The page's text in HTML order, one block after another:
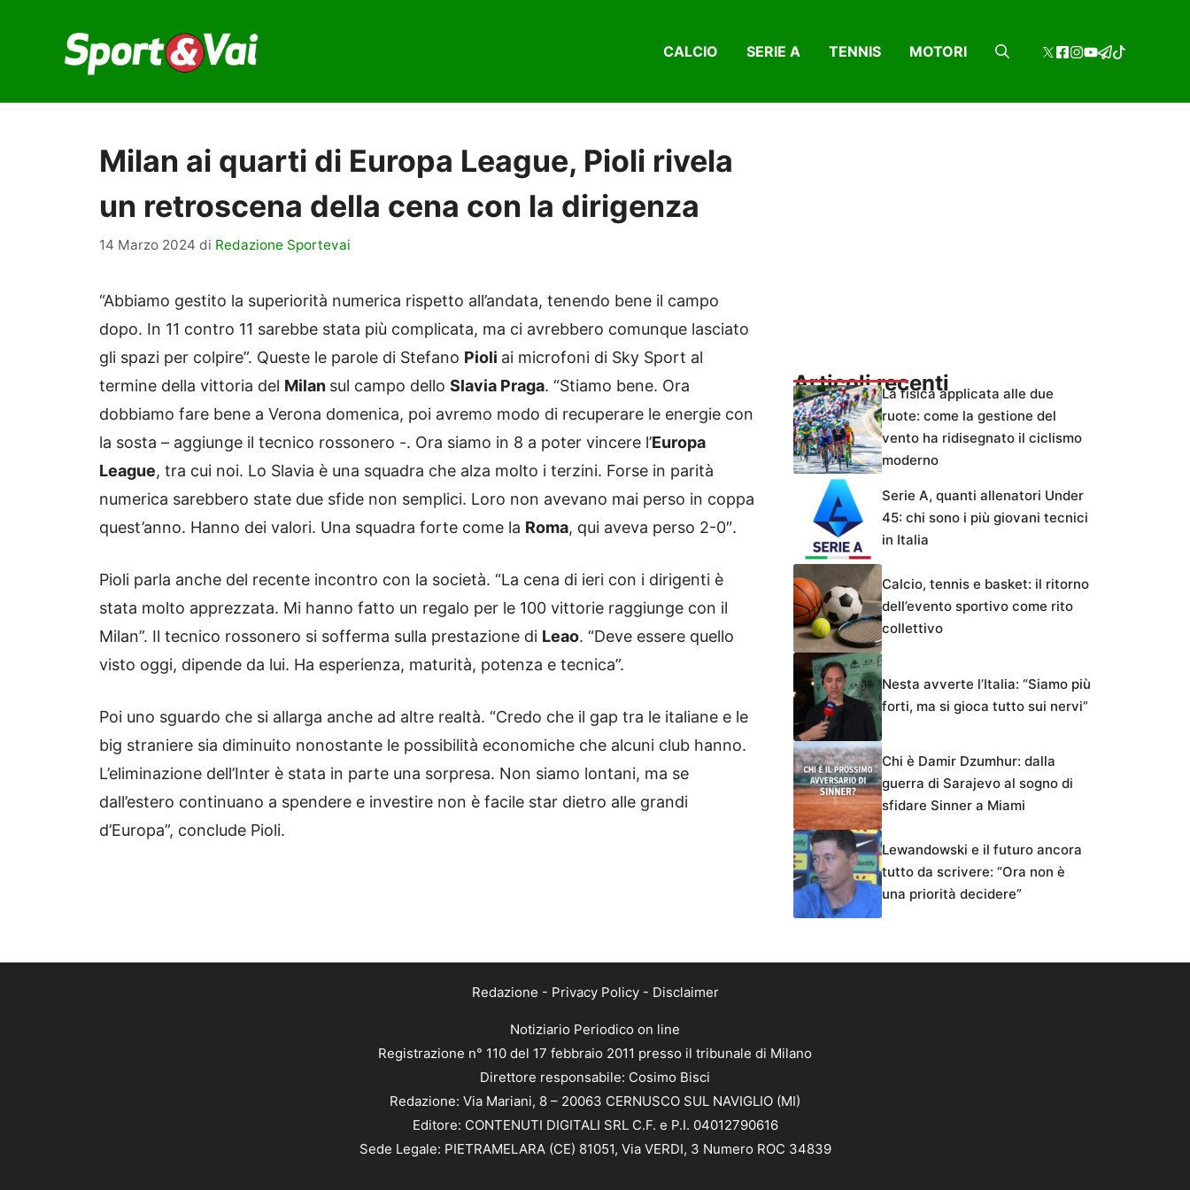
contenuto
CALCIO SERIE A TENNIS MOTORI
Milan ai quarti di Europa League, Pioli rivela
un retroscena della cena con la dirigenza
14 Marzo 2024 di Redazione Sportevai
“Abbiamo gestito la superiorità numerica rispetto all’andata, tenendo bene il campo
dopo. In 11 contro 11 sarebbe stata più complicata, ma ci avrebbero comunque lasciato
gli spazi per colpire”. Queste le parole di Stefano Pioli ai microfoni di Sky Sport al
termine della vittoria del Milan sul campo dello Slavia Praga. “Stiamo bene. Ora
dobbiamo fare bene a Verona domenica, poi avremo modo di recuperare le energie con
la sosta – aggiunge il tecnico rossonero -. Ora siamo in 8 a poter vincere l’Europa
League, tra cui noi. Lo Slavia è una squadra che alza molto i terzini. Forse in parità
numerica sarebbero state due sfide non semplici. Loro non avevano mai perso in coppa
quest’anno. Hanno dei valori. Una squadra forte come la Roma, qui aveva perso 2-0″.
Pioli parla anche del recente incontro con la società. “La cena di ieri con i dirigenti è
stata molto apprezzata. Mi hanno fatto un regalo per le 100 vittorie raggiunge con il
Milan”. Il tecnico rossonero si sofferma sulla prestazione di Leao. “Deve essere quello
visto oggi, dipende da lui. Ha esperienza, maturità, potenza e tecnica”.
Poi uno sguardo che si allarga anche ad altre realtà. “Credo che il gap tra le italiane e le
big straniere sia diminuito nonostante le possibilità economiche che alcuni club hanno.
L’eliminazione dell’Inter è stata in parte una sorpresa. Non siamo lontani, ma se
dall’estero continuano a spendere e investire non è facile star dietro alle grandi
d’Europa”, conclude Pioli.
Articoli recentiLa fisica applicata alle due
ruote: come la gestione del
vento ha ridisegnato il ciclismo
moderno
Serie A, quanti allenatori Under
45: chi sono i più giovani tecnici
in Italia
Calcio, tennis e basket: il ritorno
dell’evento sportivo come rito
collettivo
Nesta avverte l’Italia: “Siamo più
forti, ma si gioca tutto sui nervi”
Chi è Damir Dzumhur: dalla
guerra di Sarajevo al sogno di
sfidare Sinner a Miami
Lewandowski e il futuro ancora
tutto da scrivere: “Ora non è
una priorità decidere”
Redazione - Privacy Policy- Disclaimer
Notiziario Periodico on line
Registrazione n° 110 del 17 febbraio 2011 presso il tribunale di Milano
Direttore responsabile: Cosimo Bisci
Redazione: Via Mariani, 8 – 20063 CERNUSCO SUL NAVIGLIO (MI)
Editore: CONTENUTI DIGITALI SRL C.F. e P.I. 04012790616
Sede Legale: PIETRAMELARA (CE) 81051, Via VERDI, 3 Numero ROC 34839